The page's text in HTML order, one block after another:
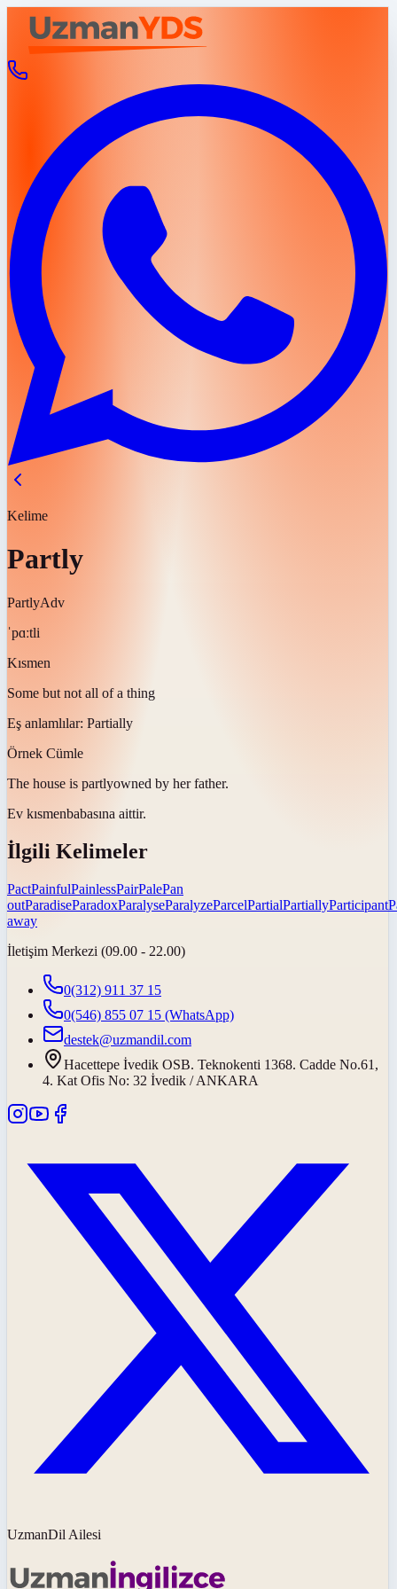
Kelime
Partly
PartlyAdv
ˈpɑːtli
Kısmen
Some but not all of a thing
Eş anlamlılar: Partially
Örnek Cümle
The house is partlyowned by her father.
Ev kısmenbabasına aittir.
İlgili Kelimeler
PactPainfulPainlessPairPalePan
outParadiseParadoxParalyseParalyzeParcelPartialPartiallyParticipant
away
İletişim Merkezi (09.00 - 22.00)
0(312) 911 37 15
0(546) 855 07 15 (WhatsApp)
destek@uzmandil.com
Hacettepe İvedik OSB. Teknokenti 1368. Cadde No.61,
4. Kat Ofis No: 32 İvedik / ANKARA
UzmanDil Ailesi